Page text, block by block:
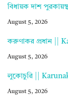
বিধায়ক দাশ
August 5, 2026
করুণাকর প্রধান ||
August 5, 2026
লুকোচুরি ||
August 5, 2026